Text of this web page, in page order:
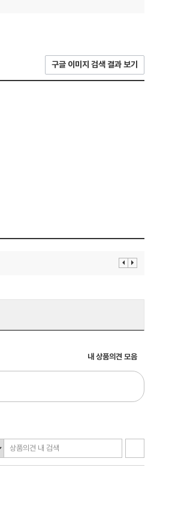
구글 이미지 검색 결과 보기
이 다
내 상품의견 모음